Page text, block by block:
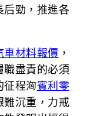
后勁，推進各
車材料報價 ，
職盡責的必須
征程洶賓利零
難沉重，力戒